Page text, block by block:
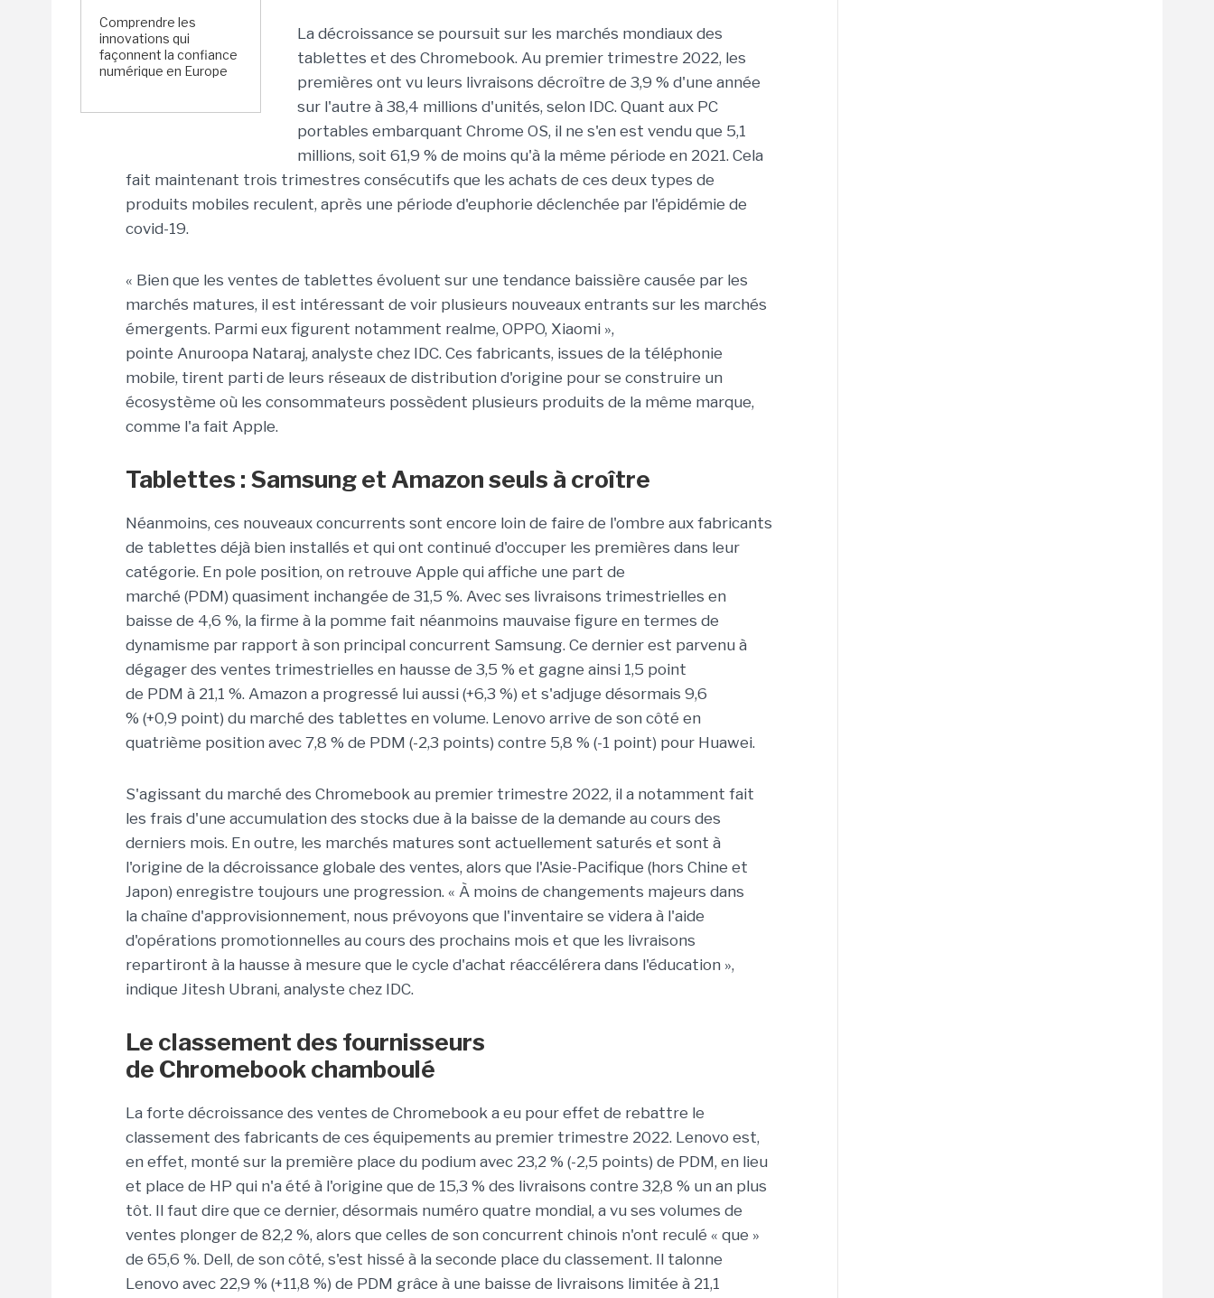
Comprendre les
innovations qui
façonnent la confiance
numérique en Europe
La décroissance se poursuit sur les marchés mondiaux des
tablettes et des Chromebook. Au premier trimestre 2022, les
premières ont vu leurs livraisons décroître de 3,9 % d'une année
sur l'autre à 38,4 millions d'unités, selon IDC. Quant aux PC
portables embarquant Chrome OS, il ne s'en est vendu que 5,1
millions, soit 61,9 % de moins qu'à la même période en 2021. Cela
fait maintenant trois trimestres consécutifs que les achats de ces deux types de
produits mobiles reculent, après une période d'euphorie déclenchée par l'épidémie de
covid-19.
« Bien que les ventes de tablettes évoluent sur une tendance baissière causée par les
marchés matures, il est intéressant de voir plusieurs nouveaux entrants sur les marchés
émergents. Parmi eux figurent notamment realme, OPPO, Xiaomi »,
pointe Anuroopa Nataraj, analyste chez IDC. Ces fabricants, issues de la téléphonie
mobile, tirent parti de leurs réseaux de distribution d'origine pour se construire un
écosystème où les consommateurs possèdent plusieurs produits de la même marque,
comme l'a fait Apple.
Tablettes : Samsung et Amazon seuls à croître
Néanmoins, ces nouveaux concurrents sont encore loin de faire de l'ombre aux fabricants
de tablettes déjà bien installés et qui ont continué d'occuper les premières dans leur
catégorie. En pole position, on retrouve Apple qui affiche une part de
marché (PDM) quasiment inchangée de 31,5 %. Avec ses livraisons trimestrielles en
baisse de 4,6 %, la firme à la pomme fait néanmoins mauvaise figure en termes de
dynamisme par rapport à son principal concurrent Samsung. Ce dernier est parvenu à
dégager des ventes trimestrielles en hausse de 3,5 % et gagne ainsi 1,5 point
de PDM à 21,1 %. Amazon a progressé lui aussi (+6,3 %) et s'adjuge désormais 9,6
% (+0,9 point) du marché des tablettes en volume. Lenovo arrive de son côté en
quatrième position avec 7,8 % de PDM (-2,3 points) contre 5,8 % (-1 point) pour Huawei.
S'agissant du marché des Chromebook au premier trimestre 2022, il a notamment fait
les frais d'une accumulation des stocks due à la baisse de la demande au cours des
derniers mois. En outre, les marchés matures sont actuellement saturés et sont à
l'origine de la décroissance globale des ventes, alors que l'Asie-Pacifique (hors Chine et
Japon) enregistre toujours une progression. « À moins de changements majeurs dans
la chaîne d'approvisionnement, nous prévoyons que l'inventaire se videra à l'aide
d'opérations promotionnelles au cours des prochains mois et que les livraisons
repartiront à la hausse à mesure que le cycle d'achat réaccélérera dans l'éducation »,
indique Jitesh Ubrani, analyste chez IDC.
Le classement des fournisseurs
de Chromebookchamboulé
La forte décroissance des ventes de Chromebook a eu pour effet de rebattre le
classement des fabricants de ces équipements au premier trimestre 2022. Lenovo est,
en effet, monté sur la première place du podium avec 23,2 % (-2,5 points) de PDM, en lieu
et place de HP qui n'a été à l'origine que de 15,3 % des livraisons contre 32,8 % un an plus
tôt. Il faut dire que ce dernier, désormais numéro quatre mondial, a vu ses volumes de
ventes plonger de 82,2 %, alors que celles de son concurrent chinois n'ont reculé « que »
de 65,6 %. Dell, de son côté, s'est hissé à la seconde place du classement. Il talonne
Lenovo avec 22,9 % (+11,8 %) de PDM grâce à une baisse de livraisons limitée à 21,1